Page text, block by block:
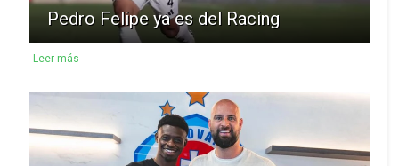
Pedro Felipe ya es del Racing
Leer más